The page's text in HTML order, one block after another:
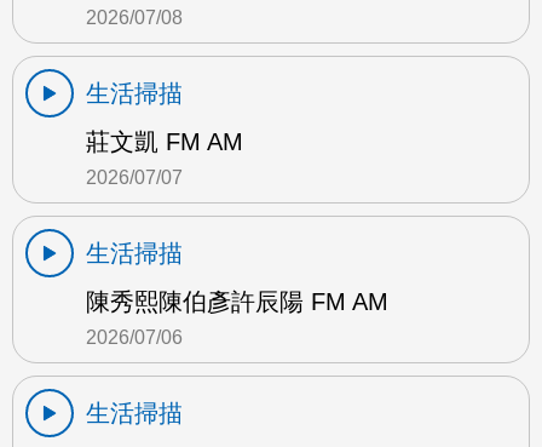
2026/07/08
生活掃描
莊文凱 FM AM
2026/07/07
生活掃描
陳秀熙陳伯彥許辰陽 FM AM
2026/07/06
生活掃描